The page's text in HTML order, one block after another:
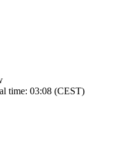
time: 03:08 (CEST)